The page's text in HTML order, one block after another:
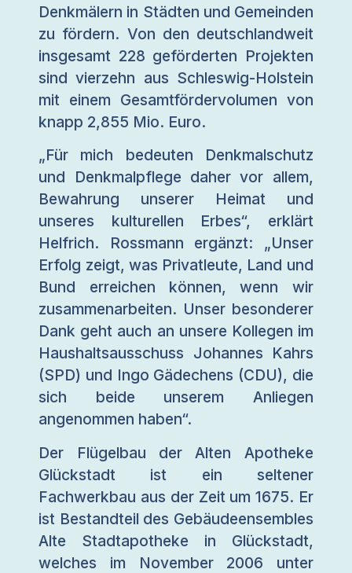
Denkmälern in Städten und Gemeinden
zu fördern. Von den deutschlandweit
insgesamt 228 geförderten Projekten
sind vierzehn aus Schleswig-Holstein
mit einem Gesamtfördervolumen von
knapp 2,855 Mio. Euro.
„Für mich bedeuten Denkmalschutz
und Denkmalpflege daher vor allem,
Bewahrung unserer Heimat und
unseres kulturellen Erbes“, erklärt
Helfrich. Rossmann ergänzt: „Unser
Erfolg zeigt, was Privatleute, Land und
Bund erreichen können, wenn wir
zusammenarbeiten. Unser besonderer
Dank geht auch an unsere Kollegen im
Haushaltsausschuss Johannes Kahrs
(SPD) und Ingo Gädechens (CDU), die
sich beide unserem Anliegen
angenommen haben“.
Der Flügelbau der Alten Apotheke
Glückstadt ist ein seltener
Fachwerkbau aus der Zeit um 1675. Er
ist Bestandteil des Gebäudeensembles
Alte Stadtapotheke in Glückstadt,
welches im November 2006 unter